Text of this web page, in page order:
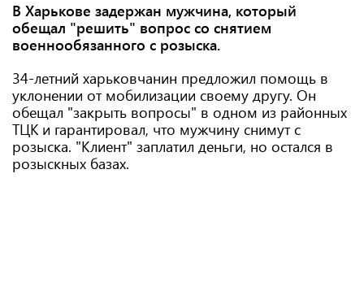
В Харькове задержан мужчина, который
обещал "решить" вопрос со снятием
военнообязанного с розыска.
34-летний харьковчанин предложил помощь в
уклонении от мобилизации своему другу. Он
обещал "закрыть вопросы" в одном из районных
ТЦК и гарантировал, что мужчину снимут с
розыска. "Клиент" заплатил деньги, но остался в
розыскных базах.